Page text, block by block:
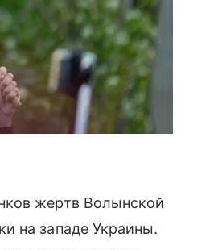
жертв Волынской
на западе Украины.